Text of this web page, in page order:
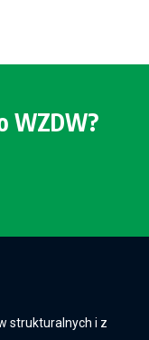
WZDW?
strukturalnych i z